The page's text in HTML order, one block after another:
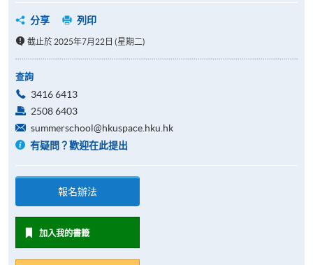
分享 列印
截止於 2025年7月22日 (星期二)
查詢
3416 6413
2508 6403
summerschool@hkuspace.hku.hk
有疑問？歡迎在此提出
報名辦法
加入我的書籤